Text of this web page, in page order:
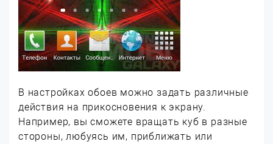
В настройках обоев можно задать различные
действия на прикосновения к экрану.
Например, вы сможете вращать куб в разные
стороны, любуясь им, приближать или